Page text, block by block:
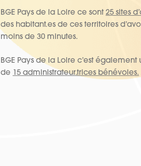
BGE Pays de la Loire ce sont 25 sites
des habitant.es de ces territoires
moins de 30 minutes.
BGE Pays de la Loire c’est
de 15 administrateur.trices bénévoles.